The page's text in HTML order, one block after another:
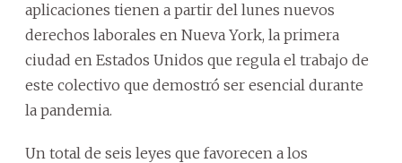
aplicaciones tienen a partir del lunes nuevos
derechos laborales en Nueva York, la primera
ciudad en Estados Unidos que regula el trabajo de
este colectivo que demostró ser esencial durante
la pandemia.
Un total de seis leyes que favorecen a los